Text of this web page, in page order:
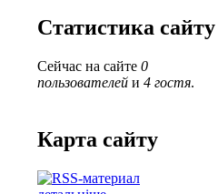
Статистика сайту
Сейчас на сайте 0
пользователей и 4 гостя.
Карта сайту